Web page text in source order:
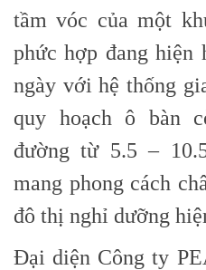
tầm vóc của một
phức hợp đang hiện
ngày với hệ thống
quy hoạch ô bàn
đường từ 5.5 –
mang phong cách
đô thị nghỉ dưỡng
Đại diện Công ty